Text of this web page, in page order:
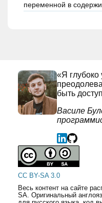
переменной в
«Я
быть
Василе
CC BY-SA 3.0
Весь контент на сайте
SA. Оригинальный